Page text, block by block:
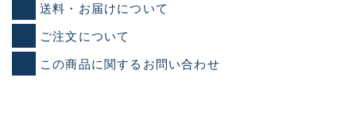
送料・お届けについて
ご注文について
この商品に関するお問い合わせ